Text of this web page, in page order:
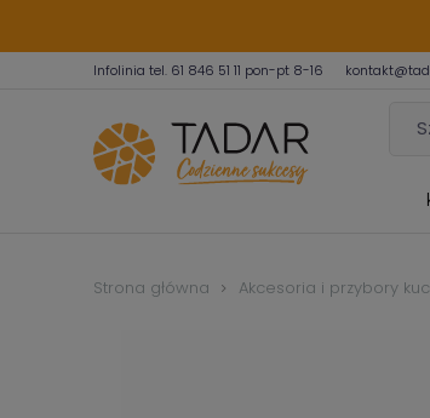
Infolinia tel. 61 846 51 11 pon-pt 8-16
Strona główna Akcesoria i przybory